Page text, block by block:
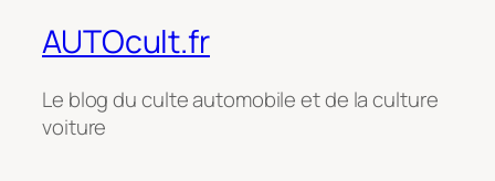
AUTOcult.fr
Le blog du culte automobile et de la culture
voiture